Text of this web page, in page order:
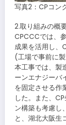
写真2：CPコン
2.取り組みの概
CPCCCでは、
成果を活用し、
(工場で事前に
本工事では、製
ーンエナジー
を固定させる作
した。また、
ン構築も考慮し
と、湖北大阪生